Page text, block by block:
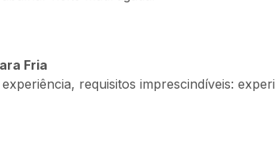
Fria
requisitos imprescindíveis: